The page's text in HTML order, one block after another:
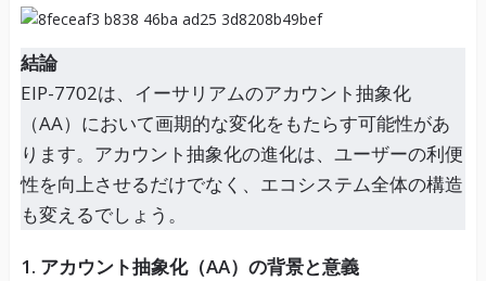
結論
EIP-7702は、イーサリアムのアカウント抽象化
（AA）において画期的な変化をもたらす可能性があ
ります。アカウント抽象化の進化は、ユーザーの利便
性を向上させるだけでなく、エコシステム全体の構造
も変えるでしょう。
1. アカウント抽象化（AA）の背景と意義